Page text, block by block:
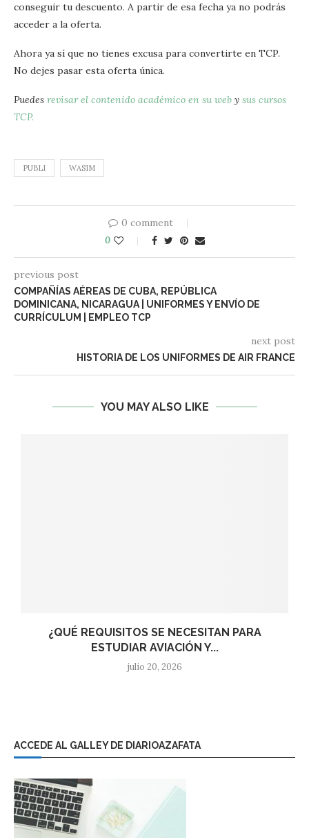
conseguir tu descuento. A partir de esa fecha ya no podrás
acceder a la oferta.
Ahora ya sí que no tienes excusa para convertirte en TCP.
No dejes pasar esta oferta única.
Puedes revisar el contenido académico en su web y sus cursos
TCP.
PUBLI WASIM
0 comment
0
previous post
COMPAÑÍAS AÉREAS DE CUBA, REPÚBLICA
DOMINICANA, NICARAGUA | UNIFORMES Y ENVÍO DE
CURRÍCULUM | EMPLEO TCP
next post
HISTORIA DE LOS UNIFORMES DE AIR FRANCE
YOU MAY ALSO LIKE
¿QUÉ REQUISITOS SE NECESITAN PARA
ESTUDIAR AVIACIÓN Y...
julio 20, 2026
ACCEDE AL GALLEY DE DIARIOAZAFATA